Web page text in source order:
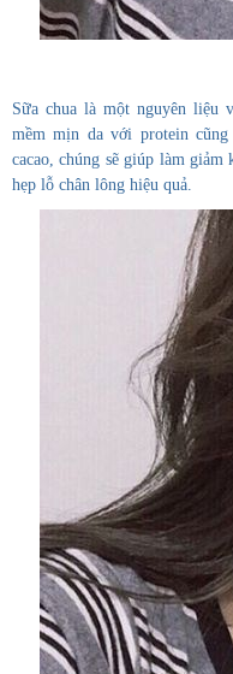
Sữa chua là một nguyên liệu
mềm mịn da với protein
cacao, chúng sẽ giúp làm
hẹp lỗ chân lông hiệu quả.